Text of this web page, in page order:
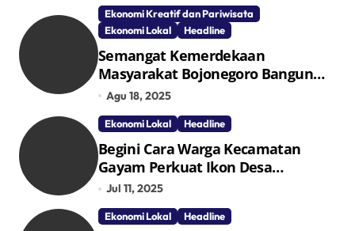
Ekonomi Kreatif dan Pariwisata
Ekonomi Lokal
Headline
Semangat Kemerdekaan
Masyarakat Bojonegoro Bangun
Desa Mandiri Ekonomi
Agu 18, 2025
Ekonomi Lokal Headline
Begini Cara Warga Kecamatan
Gayam Perkuat Ikon Desa
Penggerak Ekonomi Lokal Melalui
TPID
Jul 11, 2025
Ekonomi Lokal Headline